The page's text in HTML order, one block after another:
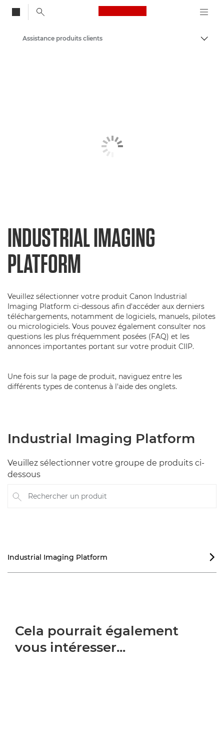
Canon Logo, back
Assistance produits clients
INDUSTRIAL IMAGING
PLATFORM
Veuillez sélectionner votre produit Canon Industrial
Imaging Platform ci-dessous afin d'accéder aux derniers
téléchargements, notamment de logiciels, manuels, pilotes
ou micrologiciels. Vous pouvez également consulter nos
questions les plus fréquemment posées (FAQ) et les
annonces importantes portant sur votre produit CIIP.
Une fois sur la page de produit, naviguez entre les
différents types de contenus à l'aide des onglets.
Industrial Imaging Platform
Veuillez sélectionner votre groupe de produits ci-
dessous
Rechercher un produit
Industrial Imaging Platform 
Cela pourrait également
vous intéresser...